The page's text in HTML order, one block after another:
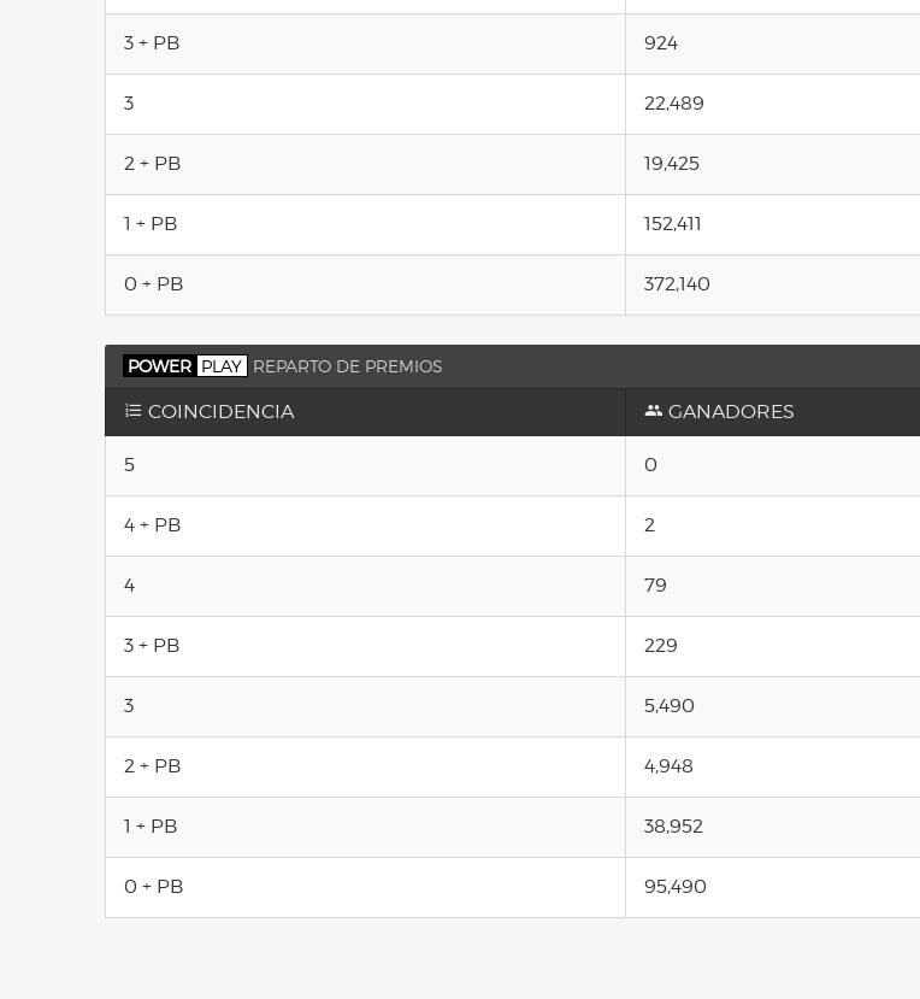
3 + PB 924
3 22,489
2 + PB 19,425
1 + PB 152,411
0 + PB 372,140
POWER PLAY REPARTO DE PREMIOS
COINCIDENCIA GANADORES
5 0
4 + PB 2
4 79
3 + PB 229
3 5,490
2 + PB 4,948
1 + PB 38,952
0 + PB 95,490